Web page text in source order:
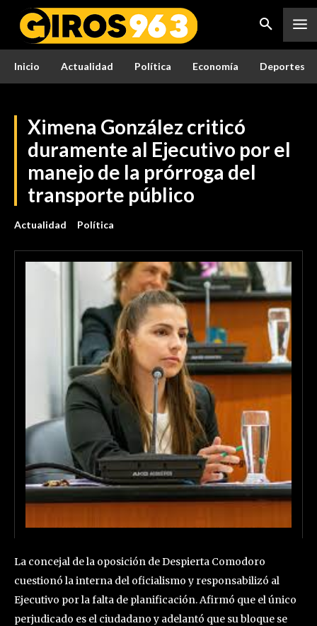
Inicio Actualidad Política Economía Deportes
Ximena González criticó
duramente al Ejecutivo por el
manejo de la prórroga del
transporte público
Actualidad Política
La concejal de la oposición de Despierta Comodoro
cuestionó la interna del oficialismo y responsabilizó al
Ejecutivo por la falta de planificación. Afirmó que el único
perjudicado es el ciudadano y adelantó que su bloque se